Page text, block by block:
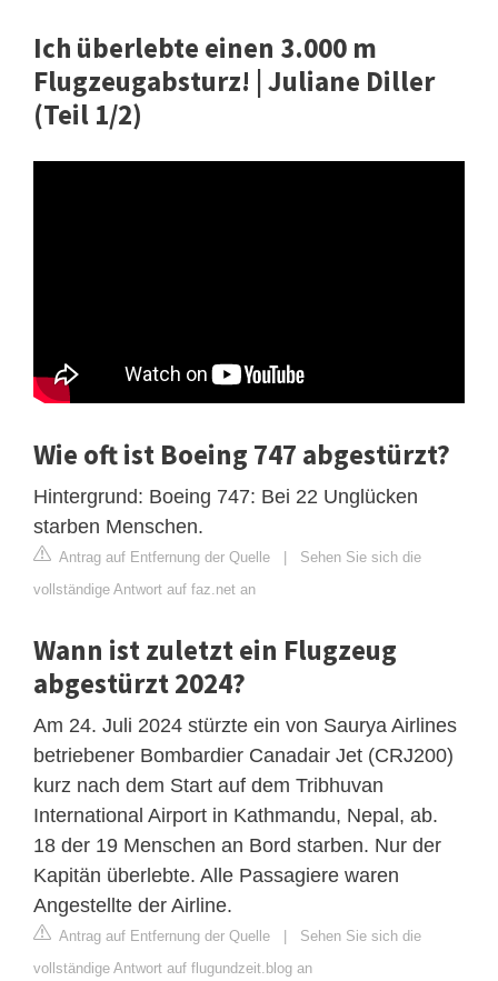
Ich überlebte einen 3.000 m
Flugzeugabsturz! | Juliane Diller
(Teil 1/2)
Wie oft ist Boeing 747 abgestürzt?
Hintergrund: Boeing 747: Bei 22 Unglücken
starben Menschen.
Antrag auf Entfernung der Quelle | Sehen Sie sich die
vollständige Antwort auf faz.net an
Wann ist zuletzt ein Flugzeug
abgestürzt 2024?
Am 24. Juli 2024 stürzte ein von Saurya Airlines
betriebener Bombardier Canadair Jet (CRJ200)
kurz nach dem Start auf dem Tribhuvan
International Airport in Kathmandu, Nepal, ab.
18 der 19 Menschen an Bord starben. Nur der
Kapitän überlebte. Alle Passagiere waren
Angestellte der Airline.
Antrag auf Entfernung der Quelle | Sehen Sie sich die
vollständige Antwort auf flugundzeit.blog an